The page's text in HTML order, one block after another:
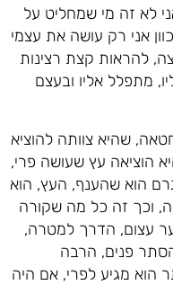
לא זה מי שמחליט על
אני רק עושה את עצמי
להראות קצת רצינות
מתפלל אליו ובעצם
שהיא צוותה להוציא
הוציאה עץ שעושה פרי,
הוא שהענף, העץ, הוא
וכך זה כל מה שקורה
עצום, הדרך למטרה,
פנים, הרבה
הוא מגיע לפרי, אם היה